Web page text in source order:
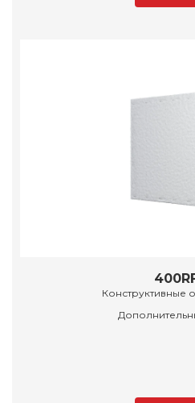
Конструктивные